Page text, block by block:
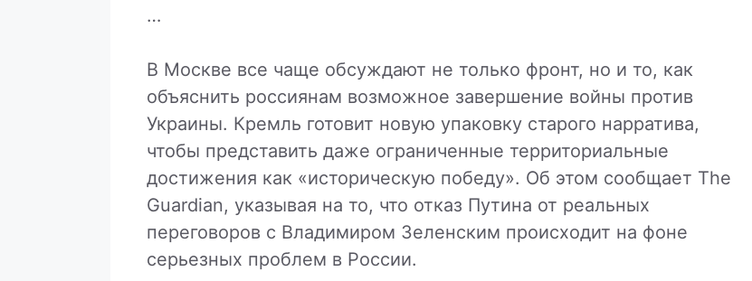
…
В Москве все чаще обсуждают не только фронт, но и то, как
объяснить россиянам возможное завершение войны против
Украины. Кремль готовит новую упаковку старого нарратива,
чтобы представить даже ограниченные территориальные
достижения как «историческую победу». Об этом сообщает The
Guardian, указывая на то, что отказ Путина от реальных
переговоров с Владимиром Зеленским происходит на фоне
серьезных проблем в России.